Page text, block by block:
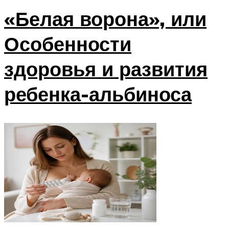
«Белая ворона», или
Особенности
здоровья и развития
ребенка-альбиноса